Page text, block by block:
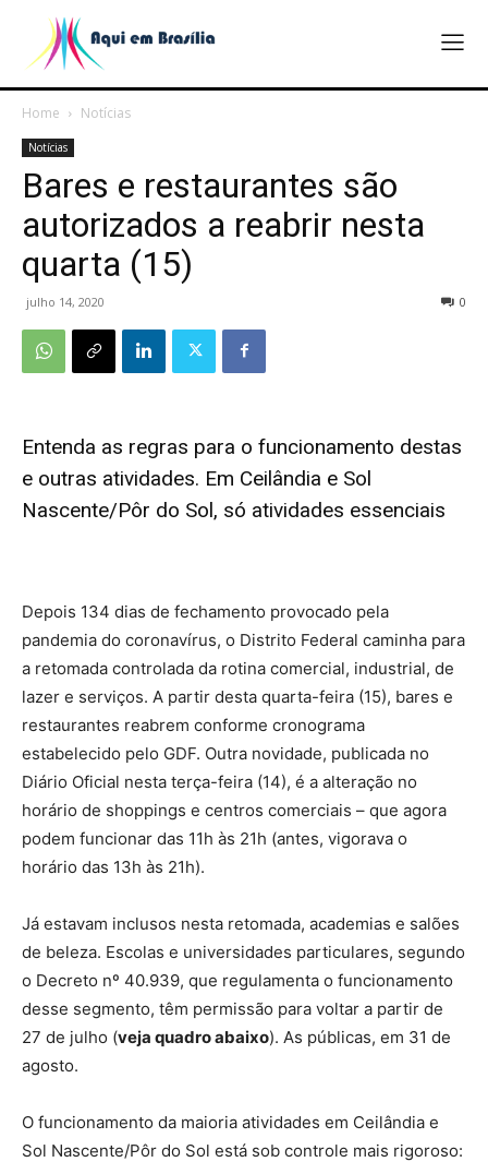
Home Notícias
Notícias
Bares e restaurantes são
autorizados a reabrir nesta
quarta (15)
julho 14, 2020 0
Entenda as regras para o funcionamento destas
e outras atividades. Em Ceilândia e Sol
Nascente/Pôr do Sol, só atividades essenciais
Depois 134 dias de fechamento provocado pela
pandemia do coronavírus, o Distrito Federal caminha para
a retomada controlada da rotina comercial, industrial, de
lazer e serviços. A partir desta quarta-feira (15), bares e
restaurantes reabrem conforme cronograma
estabelecido pelo GDF. Outra novidade, publicada no
Diário Oficial nesta terça-feira (14), é a alteração no
horário de shoppings e centros comerciais – que agora
podem funcionar das 11h às 21h (antes, vigorava o
horário das 13h às 21h).
Já estavam inclusos nesta retomada, academias e salões
de beleza. Escolas e universidades particulares, segundo
o Decreto nº 40.939, que regulamenta o funcionamento
desse segmento, têm permissão para voltar a partir de
27 de julho (veja quadro abaixo). As públicas, em 31 de
agosto.
O funcionamento da maioria atividades em Ceilândia e
Sol Nascente/Pôr do Sol está sob controle mais rigoroso: